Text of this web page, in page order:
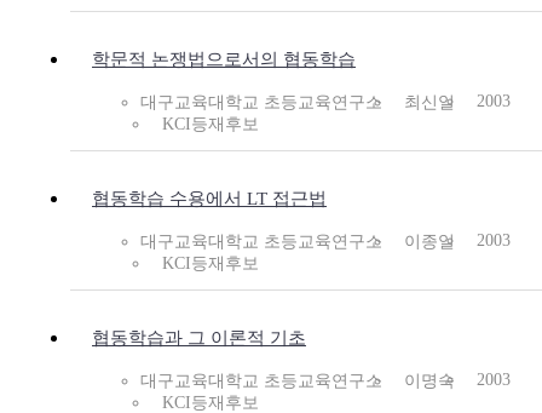
학문적 논쟁법으로서의 협동학습
대구교육대학교 초등교육연구소 최신일
2003
KCI등재후보
협동학습 수용에서 LT 접근법
대구교육대학교 초등교육연구소 이종일
2003
KCI등재후보
협동학습과 그 이론적 기초
대구교육대학교 초등교육연구소 이명숙
2003
KCI등재후보